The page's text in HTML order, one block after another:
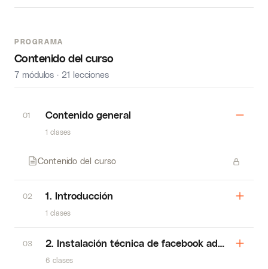
PROGRAMA
Contenido del curso
7 módulos · 21 lecciones
01 Contenido general
1 clases
Contenido del curso
02 1. Introducción
1 clases
03 2. Instalación técnica de facebook ads para
6 clases